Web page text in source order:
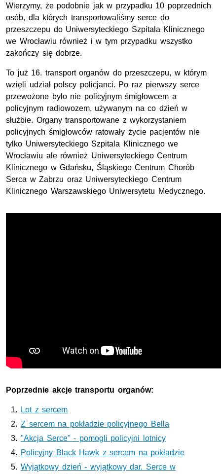
Wierzymy, że podobnie jak w przypadku 10 poprzednich
osób, dla których transportowaliśmy serce do
przeszczepu do Uniwersyteckiego Szpitala Klinicznego
we Wrocławiu również i w tym przypadku wszystko
zakończy się dobrze.
To już 16. transport organów do przeszczepu, w którym
wzięli udział polscy policjanci. Po raz pierwszy serce
przewożone było nie policyjnym śmigłowcem a
policyjnym radiowozem, używanym na co dzień w
służbie. Organy transportowane z wykorzystaniem
policyjnych śmigłowców ratowały życie pacjentów nie
tylko Uniwersyteckiego Szpitala Klinicznego we
Wrocławiu ale również Uniwersyteckiego Centrum
Klinicznego w Gdańsku, Śląskiego Centrum Chorób
Serca w Zabrzu oraz Uniwersyteckiego Centrum
Klinicznego Warszawskiego Uniwersytetu Medycznego.
Poprzednie akcje transportu organów:
Lot z sercem
Z sercem na pokładzie policyjnego Bella
"Akcja Serce" - pomogli policyjni lotnicy
Policyjny Black Hawk z sercem na pokładzie
Wyjątkowy dzień - wyjątkowy dar. Serce w